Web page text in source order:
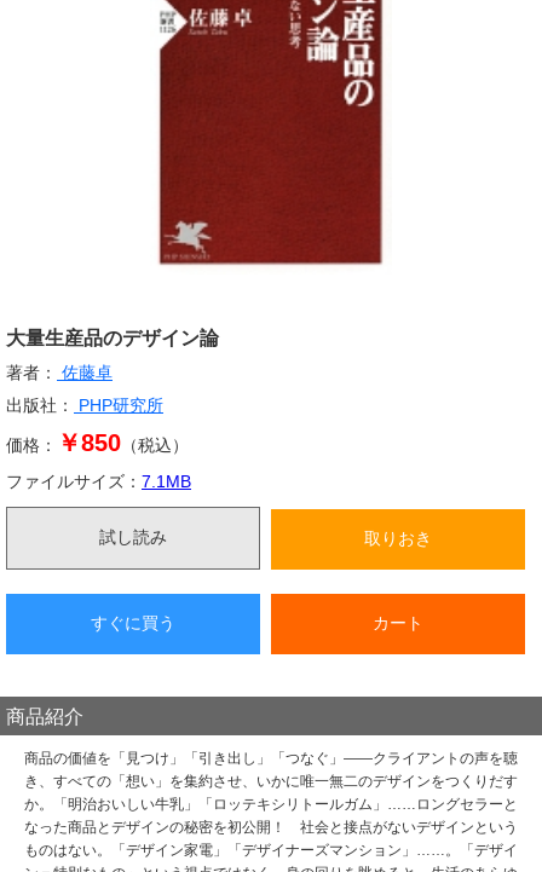
大量生産品のデザイン論
著者：
佐藤卓
出版社：
PHP研究所
価格： ￥850 （税込）
ファイルサイズ： 7.1 MB
試し読み 取りおき
すぐに買う カート
商品紹介
商品の価値を「見つけ」「引き出し」「つなぐ」――クライアントの声を聴
き、すべての「想い」を集約させ、いかに唯一無二のデザインをつくりだす
か。「明治おいしい牛乳」「ロッテキシリトールガム」……ロングセラーと
なった商品とデザインの秘密を初公開！ 社会と接点がないデザインという
ものはない。「デザイン家電」「デザイナーズマンション」……。「デザイ